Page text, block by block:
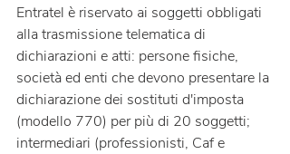
Entratel è riservato ai soggetti obbligati
alla trasmissione telematica di
dichiarazioni e atti: persone fisiche,
società ed enti che devono presentare la
dichiarazione dei sostituti d'imposta
(modello 770) per più di 20 soggetti;
intermediari (professionisti, Caf e